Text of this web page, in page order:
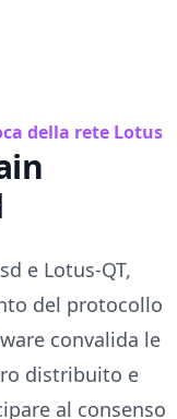
della rete Lotus
e Lotus-QT,
del protocollo
convalida le
distribuito e
al consenso